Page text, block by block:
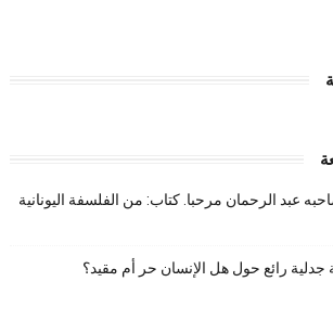
عبد الرحمان مرحبا. كتاب: من الفلسفة اليونانية
جدلية رائع حول هل الإنسان حر أم مقيد؟